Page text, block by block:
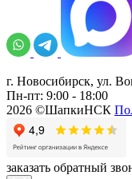
г. Новосибирск, ул.
Пн-пт: 9:00 - 18:00
2026 ©ШапкиНСК
заказать обратный